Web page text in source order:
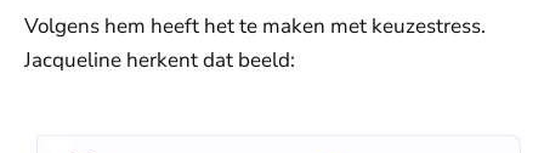
Volgens hem heeft het te maken met keuzestress.
Jacqueline herkent dat beeld: